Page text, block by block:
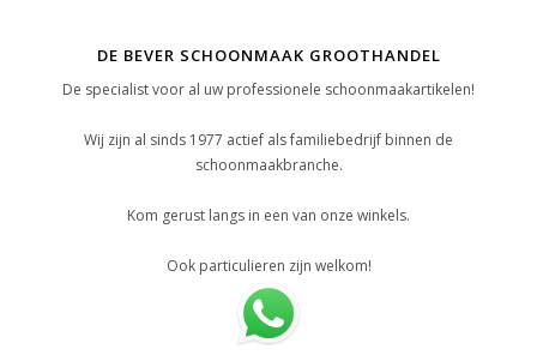
DE BEVER SCHOONMAAK GROOTHANDEL
De specialist voor al uw professionele schoonmaakartikelen!
Wij zijn al sinds 1977 actief als familiebedrijf binnen de
schoonmaakbranche.
Kom gerust langs in een van onze winkels.
Ook particulieren zijn welkom!